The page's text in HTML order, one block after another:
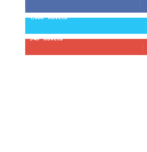
1,000 Követő
340 Követő